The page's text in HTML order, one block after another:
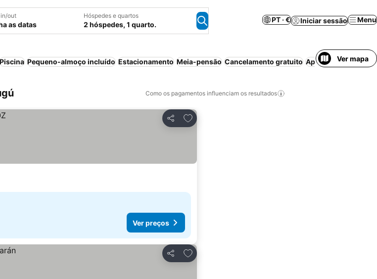
out
as datas
Hóspedes e quartos
2 hóspedes, 1 quarto.
PT · € Iniciar sessão Menu
Piscina Pequeno-almoço incluído Estacionamento Meia-pensão Cancelamento gratuito Aparthotel Animais
Ver mapa
Como os pagamentos influenciam os resultados
Partilhar
Adicionar aos favoritos
Ver preços
Partilhar
Adicionar aos favoritos